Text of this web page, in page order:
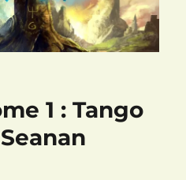
1 : Tango